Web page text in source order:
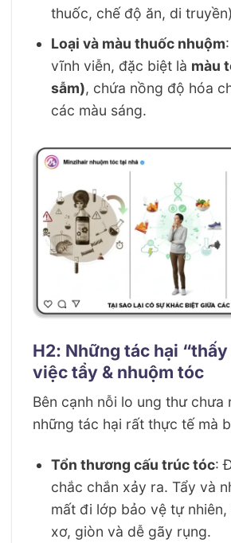
thuốc, chế độ ăn, di
Loại và màu thuốc nhuộm
vĩnh viễn, đặc biệt là màu
sẫm), chứa nồng độ hóa
các màu sáng.
H2: Những tác hại
việc tẩy & nhuộm tóc
Bên cạnh nỗi lo ung thư chưa
những tác hại rất thực tế mà
Tổn thương cấu trúc tóc:
chắc chắn xảy ra. Tẩy và
mất đi lớp bảo vệ tự nhiên,
xơ, giòn và dễ gãy rụng.